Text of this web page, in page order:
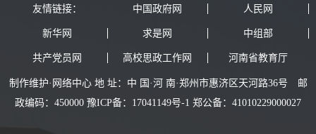
友情链接： 中国政府网 人民网
新华网 求是网 中组部
共产党员网 高校思政工作网 河南省教育厅
制作维护·网络中心 地 址：中 国·河 南·郑州市惠济区天河路36号 邮
政编码：450000 豫ICP备：17041149号-1 郑公备：41010229000027